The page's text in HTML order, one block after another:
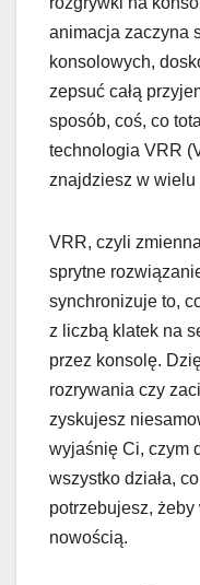
animacja zaczyna
konsolowych,
zepsuć całą
sposób, coś, co
technologia VRR
znajdziesz w
VRR, czyli
sprytne
synchronizuje to,
z liczbą klatek na
przez konsolę.
rozrywania czy
zyskujesz
wyjaśnię Ci, czym
wszystko działa,
potrzebujesz, żeby
nowością.